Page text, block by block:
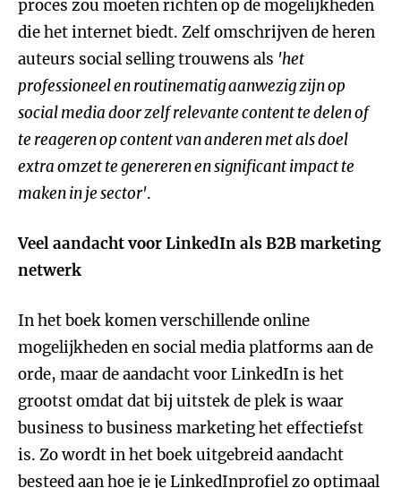
proces zou moeten richten op de mogelijkheden
die het internet biedt. Zelf omschrijven de heren
auteurs social selling trouwens als 'het
professioneel en routinematig aanwezig zijn op
social media door zelf relevante content te delen of
te reageren op content van anderen met als doel
extra omzet te genereren en significant impact te
maken in je sector'.
Veel aandacht voor LinkedIn als B2B marketing
netwerk
In het boek komen verschillende online
mogelijkheden en social media platforms aan de
orde, maar de aandacht voor LinkedIn is het
grootst omdat dat bij uitstek de plek is waar
business to business marketing het effectiefst
is. Zo wordt in het boek uitgebreid aandacht
besteed aan hoe je je LinkedInprofiel zo optimaal